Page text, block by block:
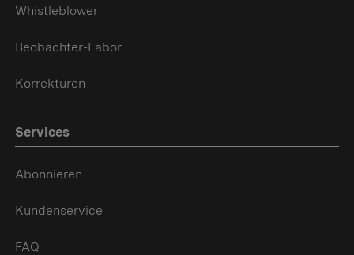
Whistleblower
Beobachter-Labor
Korrekturen
Services
Abonnieren
Kundenservice
FAQ